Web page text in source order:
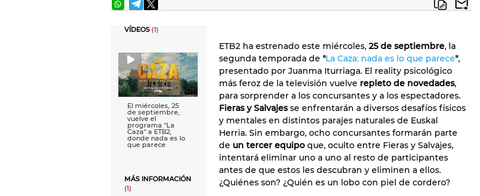
VÍDEOS (1)
El miércoles, 25
de septiembre,
vuelve el
programa ''La
Caza'' a ETB2,
donde nada es lo
que parece
MÁS INFORMACIÓN
(1)
ETB2 ha estrenado este miércoles, 25 de septiembre, la
segunda temporada de "La Caza: nada es lo que parece",
presentado por Juanma Iturriaga. El reality psicológico
más feroz de la televisión vuelve repleto de novedades,
para sorprender a los concursantes y a los espectadores.
Fieras y Salvajesse enfrentarán a diversos desafíos físicos
y mentales en distintos parajes naturales de Euskal
Herria. Sin embargo, ocho concursantes formarán parte
de un tercer equipo que, oculto entre Fieras y Salvajes,
intentará eliminar uno a uno al resto de participantes
antes de que estos les descubran y eliminen a ellos.
¿Quiénes son? ¿Quién es un lobo con piel de cordero?